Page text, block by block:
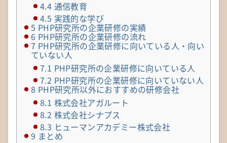
4.4 通信教育
4.5 実践的な学び
5 PHP研究所の企業研修の実績
6 PHP研究所の企業研修の流れ
7 PHP研究所の企業研修に向いている人・向い
ていない人
7.1 PHP研究所の企業研修に向いている人
7.2 PHP研究所の企業研修に向いていない人
8 PHP研究所以外におすすめの研修会社
8.1 株式会社アガルート
8.2 株式会社シナプス
8.3 ヒューマンアカデミー株式会社
9 まとめ